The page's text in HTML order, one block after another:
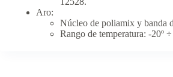
Aro:
Núcleo de poliamix y banda
Rango de temperatura: -20º